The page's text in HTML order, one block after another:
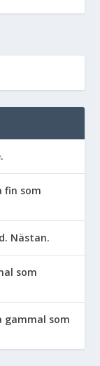
fin som
Nästan.
som
gammal som